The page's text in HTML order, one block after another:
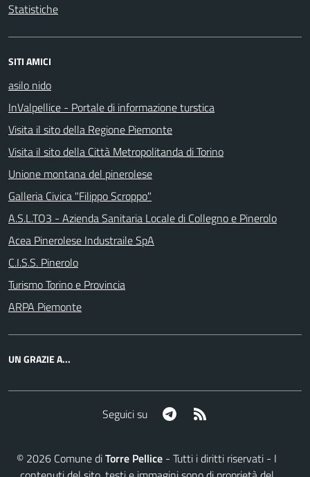
Statistiche
SITI AMICI
asilo nido
InValpellice - Portale di informazione turstica
Visita il sito della Regione Piemonte
Visita il sito della Città Metropolitanda di Torino
Unione montana del pinerolese
Galleria Civica "Filippo Scroppo"
A.S.L.TO3 - Azienda Sanitaria Locale di Collegno e Pinerolo
Acea Pinerolese Industraile SpA
C.I.S.S. Pinerolo
Turismo Torino e Provincia
ARPA Piemonte
UN GRAZIE A...
Seguici su Telegram
© 2026 Comune diTorre Pellice - Tutti i diritti riservati - I